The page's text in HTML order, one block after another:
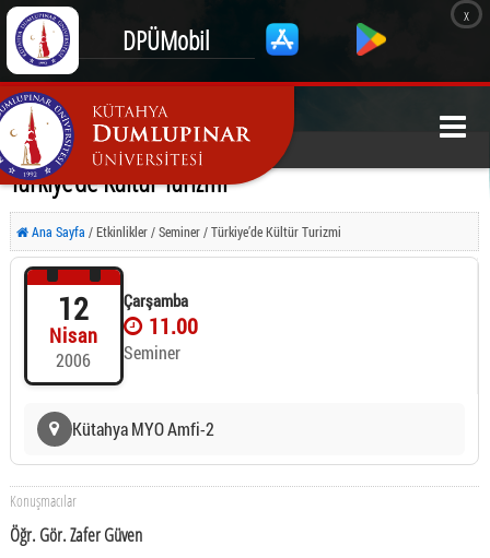
DPÜMobil
x
Türkiye’de Kültür Turizmi
Ana Sayfa / Etkinlikler / Seminer / Türkiye’de Kültür Turizmi
12
Nisan
2006
Çarşamba
11.00
Seminer
Kütahya MYO Amfi-2
Konuşmacılar
Öğr. Gör. Zafer Güven